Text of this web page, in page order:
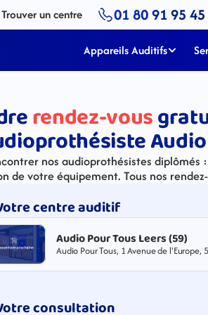
Trouver un centre 01 80 91 95 45
Appareils Auditifs
rendez-vous
nos audioprothésistes
de votre équipement. Tous nos
centre auditif
Audio Pour Tous Leers (59)
Audio Pour Tous, 1 Avenue de l'Europe,
consultation